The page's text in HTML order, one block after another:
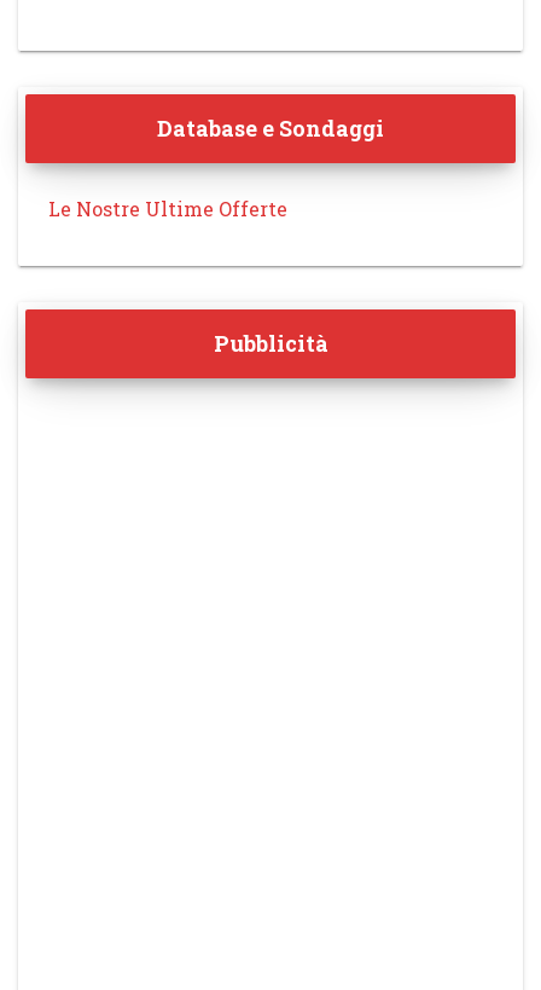
Database e Sondaggi
Le Nostre Ultime Offerte
Pubblicità